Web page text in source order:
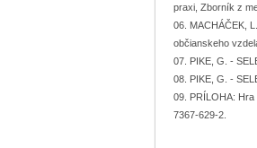
praxi, Zborník z
MACHÁČEK,
občianskeho
PIKE, G. -
PIKE, G. -
PRÍLOHA:
7367-629-2.